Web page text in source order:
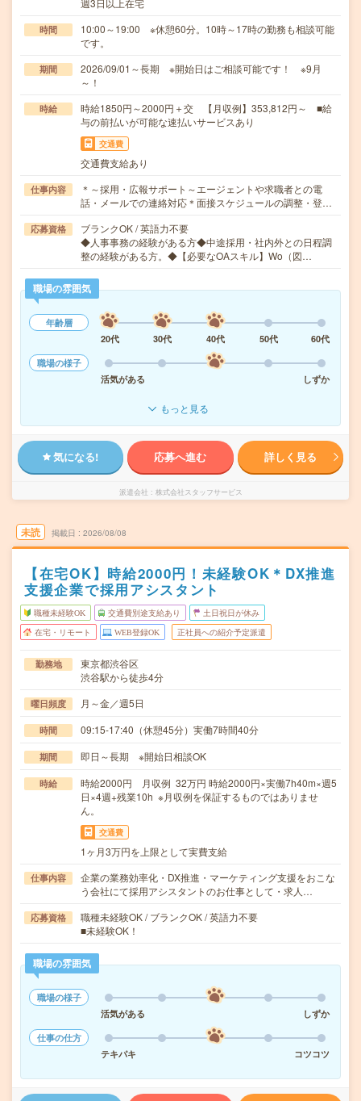
週3日以上在宅
時間
10:00～19:00 ※休憩60分。10時～17時の勤務も相談可能
です。
期間
2026/09/01～長期 ※開始日はご相談可能です！ ※9月
～！
時給
時給1850円～2000円＋交 【月収例】353,812円～ ■給
与の前払いが可能な速払いサービスあり
交通費
交通費支給あり
仕事内容
＊～採用・広報サポート～エージェントや求職者との電
話・メールでの連絡対応＊面接スケジュールの調整・登…
応募資格
ブランクOK / 英語力不要
◆人事事務の経験がある方◆中途採用・社内外との日程調
整の経験がある方。◆【必要なOAスキル】Wo（図…
職場の雰囲気
年齢層
20代
30代 40代 50代
60代
職場の様子
活気がある
しずか
もっと見る
気になる! 応募へ進む 詳しく見る
派遣会社 株式会社スタッフサービス
未読 掲載日 2026/08/08
【在宅OK】時給2000円！未経験OK＊DX推進
支援企業で採用アシスタント
職種未経験OK 交通費別途支給あり 土日祝日が休み
在宅・リモート WEB登録OK 正社員への紹介予定派遣
勤務地
東京都渋谷区
渋谷駅から徒歩4分
曜日頻度 月～金／週5日
時間 09:15-17:40（休憩45分）実働7時間40分
期間 即日～長期 ※開始日相談OK
時給
時給2000円 月収例 32万円 時給2000円×実働7h40m×週5
日×4週+残業10h ※月収例を保証するものではありませ
ん。
交通費
1ヶ月3万円を上限として実費支給
仕事内容
企業の業務効率化・DX推進・マーケティング支援をおこな
う会社にて採用アシスタントのお仕事として・求人…
応募資格
職種未経験OK / ブランクOK / 英語力不要
■未経験OK！
職場の雰囲気
職場の様子
活気がある
しずか
仕事の仕方
テキパキ
コツコツ